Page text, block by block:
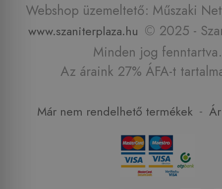
Webshop üzemeltető: Műszaki
www.szaniterplaza.hu © 2025 -
Minden jog fenntartva.
Az áraink 27% ÁFA-t
Már nem rendelhető termékek -